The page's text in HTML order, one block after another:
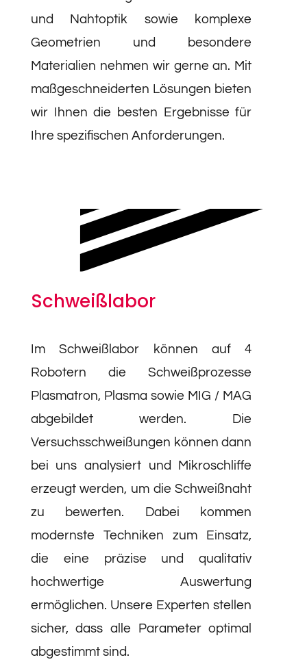
und Nahtoptik sowie komplexe
Geometrien und besondere
Materialien nehmen wir gerne an. Mit
maßgeschneiderten Lösungen bieten
wir Ihnen die besten Ergebnisse für
Ihre spezifischen Anforderungen.
Schweißlabor
Im Schweißlabor können auf 4
Robotern die Schweißprozesse
Plasmatron, Plasma sowie MIG / MAG
abgebildet werden. Die
Versuchsschweißungen können dann
bei uns analysiert und Mikroschliffe
erzeugt werden, um die Schweißnaht
zu bewerten. Dabei kommen
modernste Techniken zum Einsatz,
die eine präzise und qualitativ
hochwertige Auswertung
ermöglichen. Unsere Experten stellen
sicher, dass alle Parameter optimal
abgestimmt sind.